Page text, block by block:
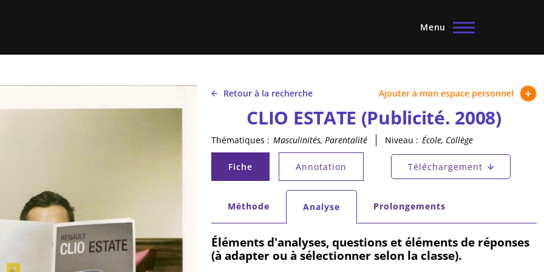
Menu
Retour à la recherche Ajouter à mon espace personnel
CLIO ESTATE (Publicité. 2008)
Thématiques : Masculinités, Parentalité Niveau : École, Collège
Onglets principaux
Fiche
(onglet actif) Annotation Téléchargement
Onglets secondaires
Méthode Analyse
(onglet actif) Prolongements
Éléments d'analyses, questions et éléments de réponses
(à adapter ou à sélectionner selon la classe).